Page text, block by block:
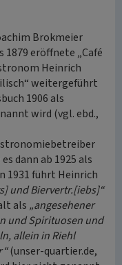
Brokmeier
1879 eröffnete „Café
Heinrich
weitergeführt
1906 als
wird (vgl. ebd.,
dann ab 1925 als
1931 führt Heinrich
und Biervertr.[iebs]“
als „angesehener
und Spirituosen und
allein in Riehl
(unser-quartier.de,